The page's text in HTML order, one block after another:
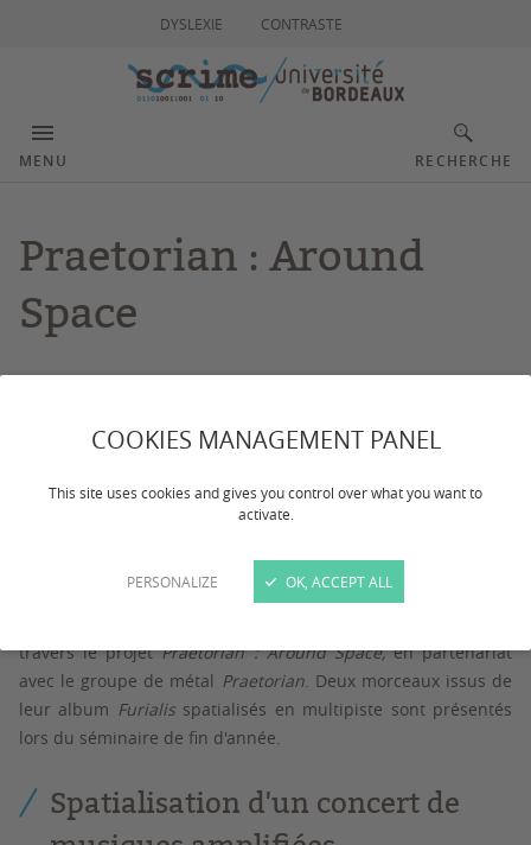
COOKIES MANAGEMENT PANEL
This site uses cookies and gives you control over what you want to
activate.
PERSONALIZE OK, ACCEPT ALL
DYSLEXIE CONTRASTE
MENU RECHERCHE
Praetorian : Around
Space
musiques actuelles amplifiées en collaboration avec le
En 2022, le SCRIME élargit ses expérimentations sur la
travers le projetPraetorian : Around Space,en partenariat
avec le groupe de métal Praetorian. Deux morceaux issus de
leur album Furialisspatialisés en multipiste sont présentés
lors du séminaire de fin d'année.
Spatialisation d'un concert de